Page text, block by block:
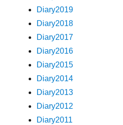
Diary2019
Diary2018
Diary2017
Diary2016
Diary2015
Diary2014
Diary2013
Diary2012
Diary2011